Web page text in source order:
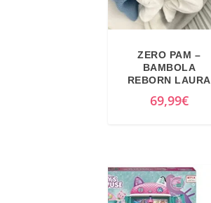
ZERO PAM –
BAMBOLA
REBORN LAURA
69,99€